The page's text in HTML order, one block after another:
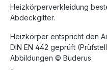
Heizkörperverkleidung
Abdeckgitter.
Heizkörper entspricht den
DIN EN 442 geprüft
Abbildungen © Buderus
-